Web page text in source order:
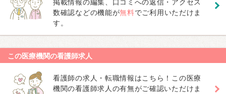
掲載情報の編集、口コミへの返信・アクセス
数確認などの機能が無料でご利用いただけま
す。
この医療機関の看護師求人
看護師の求人・転職情報はこちら！この医療
機関の看護師求人の有無がご確認いただけま